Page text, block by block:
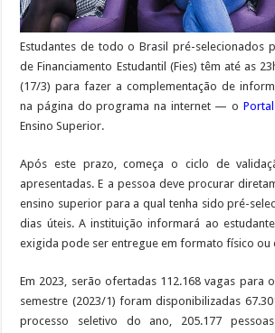
Estudantes de todo o Brasil pré-selecionados
de Financiamento Estudantil (Fies) têm até as
(17/3) para fazer a complementação de
na página do programa na internet — o
Ensino Superior.
Após este prazo, começa o ciclo de
apresentadas. E a pessoa deve procurar
ensino superior para a qual tenha sido pré-
dias úteis. A instituição informará ao
exigida pode ser entregue em formato físico ou
Em 2023, serão ofertadas 112.168 vagas para
semestre (2023/1) foram disponibilizadas
processo seletivo do ano, 205.177